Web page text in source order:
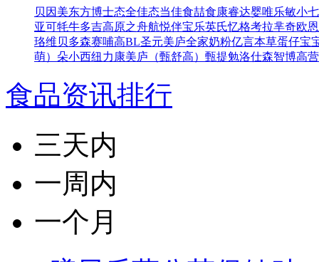
贝因美东方博士态全佳态当佳食喆食康睿达婴唯乐敏小七
亚可牦牛多吉高原之舟航悦伴宝乐英氏忆格考拉芈奇欧
珞维贝多森赛哺高BL圣元美庐全家奶粉亿言本草蛋仔宝
萌） 朵小西纽力康美庐（甄舒高） 甄提勉洛仕森智博高
食品资讯排行
三天内
一周内
一个月